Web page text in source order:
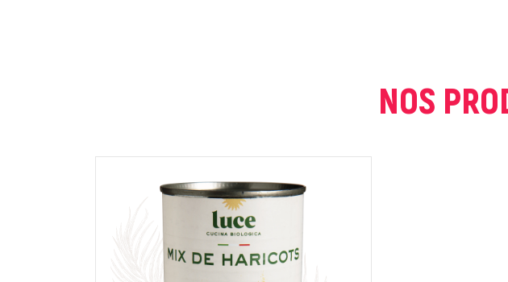
En cochant cette case, je donne mon accord pour que markal utilise
commentaire de manière publique sur cette page. Pour plus
NOS